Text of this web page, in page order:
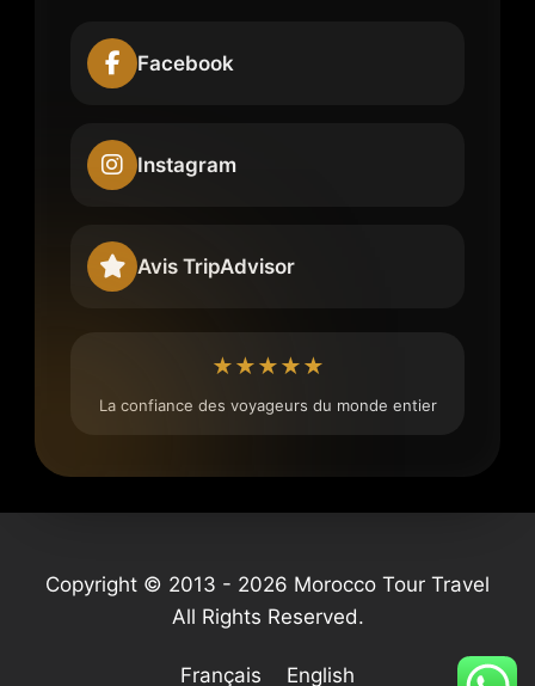
Facebook
Instagram
Avis TripAdvisor
★★★★★
La confiance des voyageurs du monde entier
Copyright © 2013 - 2026 Morocco Tour Travel
All Rights Reserved.
Français English